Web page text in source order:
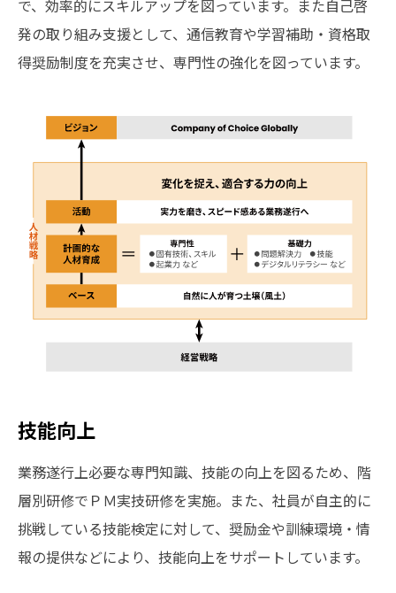
で、効率的にスキルアップを図っています。また自己啓
発の取り組み支援として、通信教育や学習補助・資格取
得奨励制度を充実させ、専門性の強化を図っています。
技能向上
業務遂行上必要な専門知識、技能の向上を図るため、階
層別研修でＰＭ実技研修を実施。また、社員が自主的に
挑戦している技能検定に対して、奨励金や訓練環境・情
報の提供などにより、技能向上をサポートしています。